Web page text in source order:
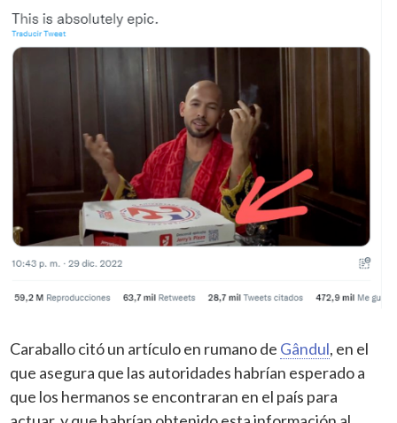
Caraballo citó un artículo en rumano de Gândul, en el
que asegura que las autoridades habrían esperado a
que los hermanos se encontraran en el país para